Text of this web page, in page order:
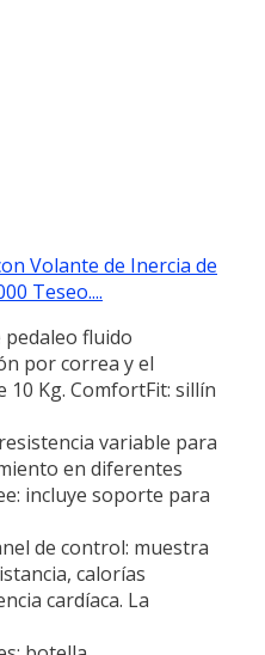
Volante de Inercia de
Teseo....
pedaleo fluido
por correa y el
10 Kg. ComfortFit: sillín
variable para
en diferentes
incluye soporte para
de control: muestra
calorías
cardíaca. La